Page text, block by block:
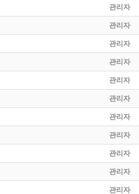
관리자
관리자
관리자
관리자
관리자
관리자
관리자
관리자
관리자
관리자
관리자